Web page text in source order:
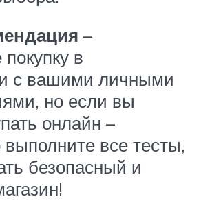
–
в
с вашими личными
но если вы
онлайн –
выполните все тесты,
безопасный и